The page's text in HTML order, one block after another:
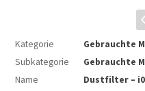
Kategorie
Gebrauchte
Subkategorie
Gebrauchte
Name
Dustfilter –